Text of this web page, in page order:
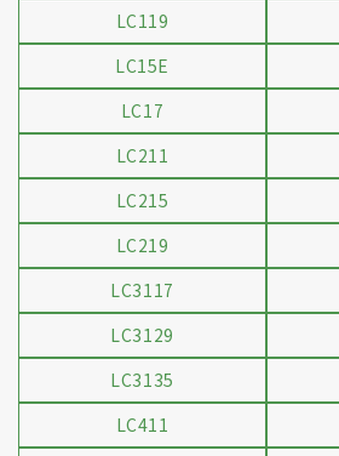
LC119
LC15E
LC17
LC211
LC215
LC219
LC3117
LC3129
LC3135
LC411